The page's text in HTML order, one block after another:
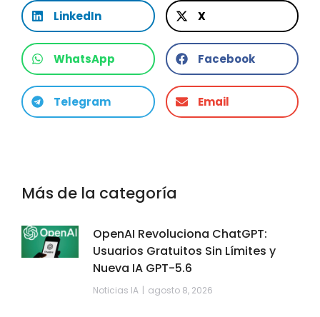
LinkedIn X
WhatsApp Facebook
Telegram Email
Más de la categoría
OpenAI Revoluciona ChatGPT:
Usuarios Gratuitos Sin Límites y
Nueva IA GPT-5.6
Noticias IA agosto 8, 2026